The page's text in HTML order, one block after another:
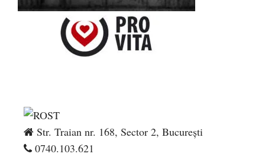
Str. Traian nr. 168, Sector 2, București
0740.103.621